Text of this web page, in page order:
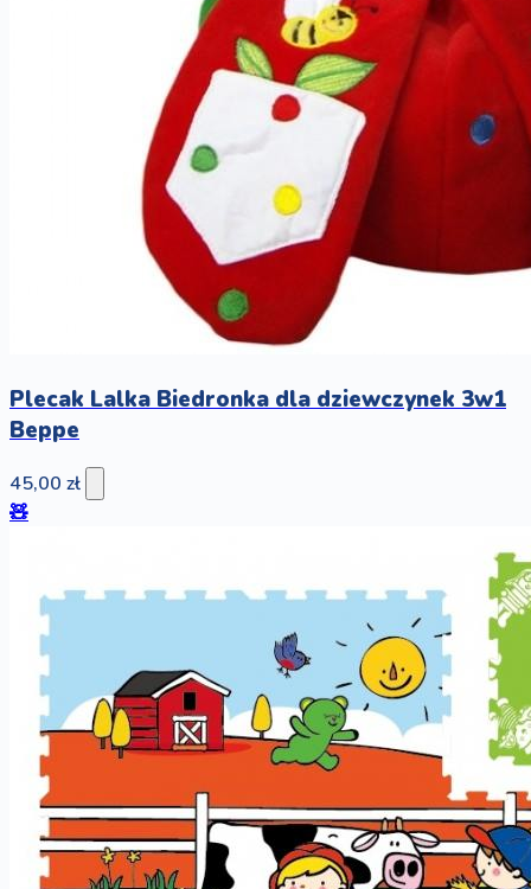
Plecak Lalka Biedronka dla dziewczynek 3w1
Beppe
45,00 zł
🧸